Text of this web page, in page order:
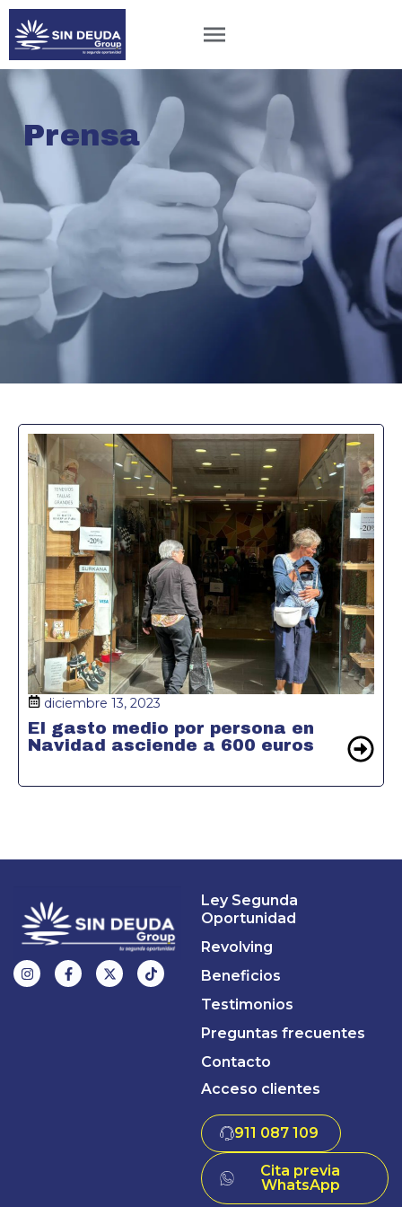
Prensa
diciembre 13, 2023
El gasto medio por persona en
Navidad asciende a 600 euros
Ley Segunda
Oportunidad
Revolving
Beneficios
Testimonios
Preguntas frecuentes
Contacto
Acceso clientes
911 087 109
Cita previa
WhatsApp